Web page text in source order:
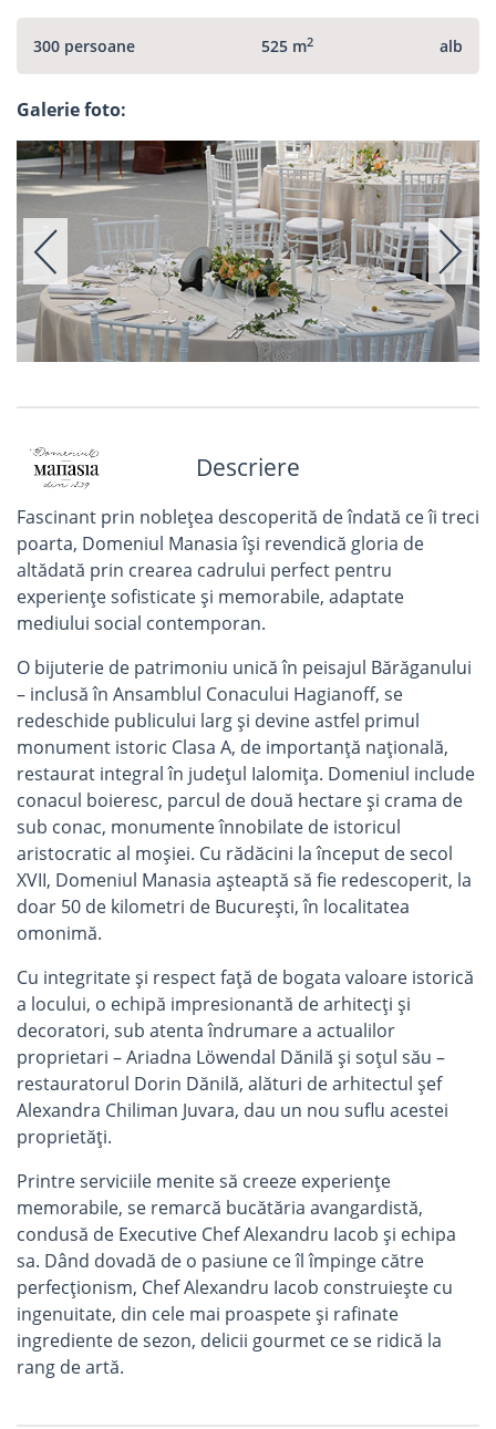
300 persoane 525 m2 alb
Galerie foto:
Descriere
Fascinant prin noblețea descoperită de îndată ce îi treci
poarta, Domeniul Manasia își revendică gloria de
altădată prin crearea cadrului perfect pentru
experiențe sofisticate și memorabile, adaptate
mediului social contemporan.
O bijuterie de patrimoniu unică în peisajul Bărăganului
– inclusă în Ansamblul Conacului Hagianoff, se
redeschide publicului larg și devine astfel primul
monument istoric Clasa A, de importanță națională,
restaurat integral în județul Ialomița. Domeniul include
conacul boieresc, parcul de două hectare și crama de
sub conac, monumente înnobilate de istoricul
aristocratic al moșiei. Cu rădăcini la început de secol
XVII, Domeniul Manasia așteaptă să fie redescoperit, la
doar 50 de kilometri de București, în localitatea
omonimă.
Cu integritate și respect față de bogata valoare istorică
a locului, o echipă impresionantă de arhitecți și
decoratori, sub atenta îndrumare a actualilor
proprietari – Ariadna Löwendal Dănilă și soțul său –
restauratorul Dorin Dănilă, alături de arhitectul șef
Alexandra Chiliman Juvara, dau un nou suflu acestei
proprietăți.
Printre serviciile menite să creeze experiențe
memorabile, se remarcă bucătăria avangardistă,
condusă de Executive Chef Alexandru Iacob și echipa
sa. Dând dovadă de o pasiune ce îl împinge către
perfecționism, Chef Alexandru Iacob construiește cu
ingenuitate, din cele mai proaspete și rafinate
ingrediente de sezon, delicii gourmet ce se ridică la
rang de artă.